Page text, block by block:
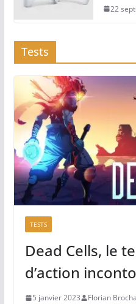
22
Tests
TESTS
Dead Cells, le
d’action
5 janvier 2023 Florian